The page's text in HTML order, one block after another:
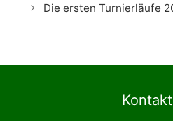
Die ersten Turnierläufe